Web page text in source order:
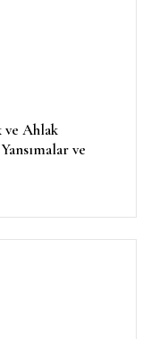
ve Ahlak
ve